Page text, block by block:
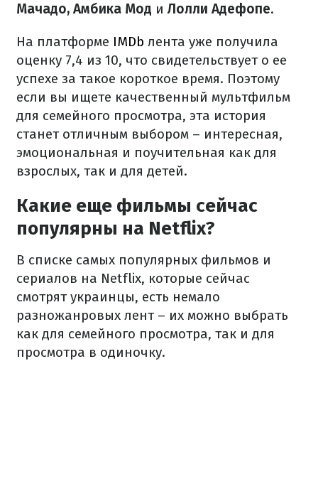
Мачадо, Амбика Мод и Лолли Адефопе.
На платформе IMDb лента уже получила
оценку 7,4 из 10, что свидетельствует о ее
успехе за такое короткое время. Поэтому
если вы ищете качественный мультфильм
для семейного просмотра, эта история
станет отличным выбором – интересная,
эмоциональная и поучительная как для
взрослых, так и для детей.
Какие еще фильмы сейчас
популярны на Netflix?
В списке самых популярных фильмов и
сериалов на Netflix, которые сейчас
смотрят украинцы, есть немало
разножанровых лент – их можно выбрать
как для семейного просмотра, так и для
просмотра в одиночку.